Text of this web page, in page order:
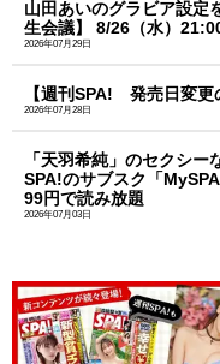
山田あいのグラビア設定
生会議】 8/26（水）
2026年07月29日
【週刊SPA! 発売日変更
2026年07月28日
「天羽希純」のセクシー
SPA!のサブスク「
99円で読み放題
2026年07月03日